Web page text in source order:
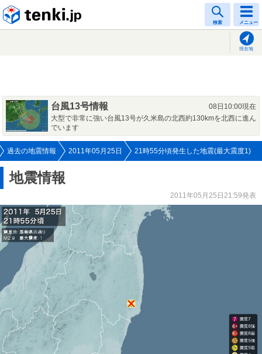
検索 メニュー
現在地
台風13号情報
08日10:00現在
大型で非常に強い台風13号が久米島の北西約130kmを北西に進ん
でいます
過去の地震情報 2011年05月25日 21時55分頃発生した地震(最大震度1)
地震情報
2011年05月25日21:59発表